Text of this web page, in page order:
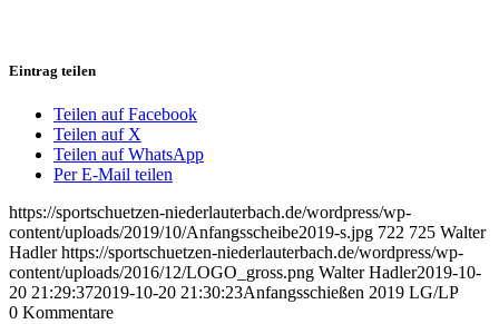
Eintrag teilen
Teilen auf Facebook
Teilen auf X
Teilen auf WhatsApp
Per E-Mail teilen
https://sportschuetzen-niederlauterbach.de/wordpress/wp-
content/uploads/2019/10/Anfangsscheibe2019-s.jpg 722 725 Walter
Hadler https://sportschuetzen-niederlauterbach.de/wordpress/wp-
content/uploads/2016/12/LOGO_gross.png Walter Hadler2019-10-
20 21:29:372019-10-20 21:30:23Anfangsschießen 2019 LG/LP
0 Kommentare